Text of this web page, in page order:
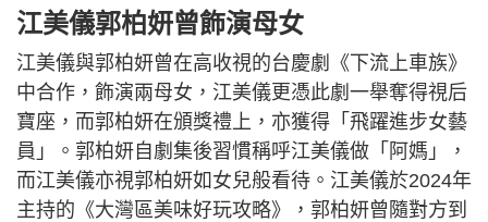
江美儀郭柏妍曾飾演母女
江美儀與郭柏妍曾在高收視的台慶劇《下流上車族》
中合作，飾演兩母女，江美儀更憑此劇一舉奪得視后
寶座，而郭柏妍在頒獎禮上，亦獲得「飛躍進步女藝
員」。郭柏妍自劇集後習慣稱呼江美儀做「阿媽」，
而江美儀亦視郭柏妍如女兒般看待。江美儀於2024年
主持的《大灣區美味好玩攻略》，郭柏妍曾隨對方到